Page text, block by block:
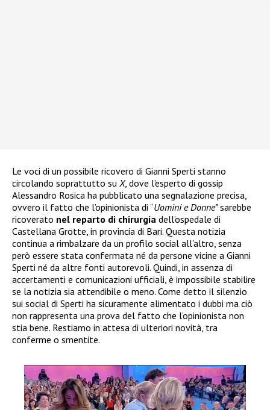
Le voci di un possibile ricovero di Gianni Sperti stanno
circolando soprattutto su X, dove l’esperto di gossip
Alessandro Rosica ha pubblicato una segnalazione precisa,
ovvero il fatto che l’opinionista di “Uomini e Donne”sarebbe
ricoverato nel reparto di chirurgia dell’ospedale di
Castellana Grotte, in provincia di Bari. Questa notizia
continua a rimbalzare da un profilo social all’altro, senza
però essere stata confermata né da persone vicine a Gianni
Sperti né da altre fonti autorevoli. Quindi, in assenza di
accertamenti e comunicazioni ufficiali, è impossibile stabilire
se la notizia sia attendibile o meno. Come detto il silenzio
sui social di Sperti ha sicuramente alimentato i dubbi ma ciò
non rappresenta una prova del fatto che l’opinionista non
stia bene. Restiamo in attesa di ulteriori novità, tra
conferme o smentite.